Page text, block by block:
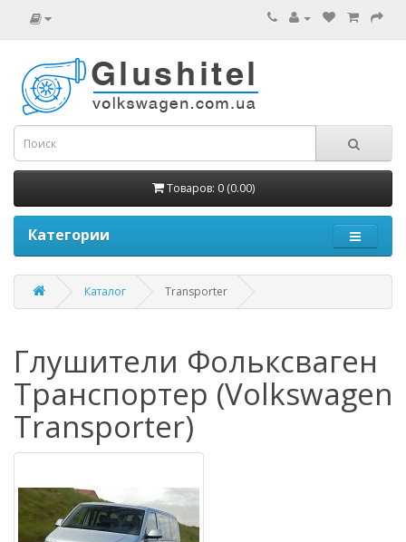
Товаров: 0 (0.00)
Категории
Каталог Transporter
Глушители Фольксваген
Транспортер (Volkswagen
Transporter)